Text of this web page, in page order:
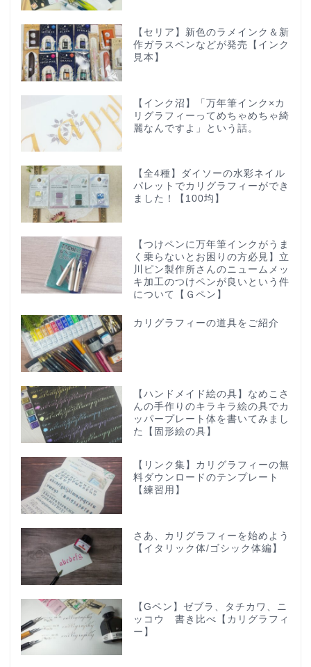
【セリア】新色のラメインク＆新
作ガラスペンなどが発売【インク
見本】
【インク沼】「万年筆インク×カ
リグラフィーってめちゃめちゃ綺
麗なんですよ」という話。
【全4種】ダイソーの水彩ネイル
パレットでカリグラフィーができ
ました！【100均】
【つけペンに万年筆インクがうま
く乗らないとお困りの方必見】立
川ピン製作所さんのニュームメッ
キ加工のつけペンが良いという件
について【Ｇペン】
カリグラフィーの道具をご紹介
【ハンドメイド絵の具】なめこさ
んの手作りのキラキラ絵の具でカ
ッパープレート体を書いてみまし
た【固形絵の具】
【リンク集】カリグラフィーの無
料ダウンロードのテンプレート
【練習用】
さあ、カリグラフィーを始めよう
【イタリック体/ゴシック体編】
【Gペン】ゼブラ、タチカワ、ニ
ッコウ 書き比べ【カリグラフィ
ー】